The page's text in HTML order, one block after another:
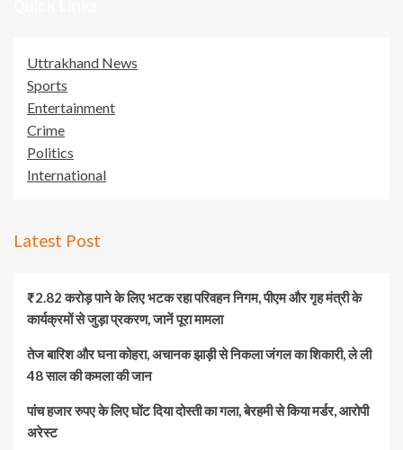
Uttrakhand News
Sports
Entertainment
Crime
Politics
International
Latest Post
₹2.82 करोड़ पाने के लिए भटक रहा परिवहन निगम, पीएम और गृह मंत्री के
कार्यक्रमों से जुड़ा प्रकरण, जानें पूरा मामला
तेज बारिश और घना कोहरा, अचानक झाड़ी से निकला जंगल का शिकारी, ले ली
48 साल की कमला की जान
पांच हजार रुपए के लिए घोंट दिया दोस्ती का गला, बेरहमी से किया मर्डर, आरोपी
अरेस्ट